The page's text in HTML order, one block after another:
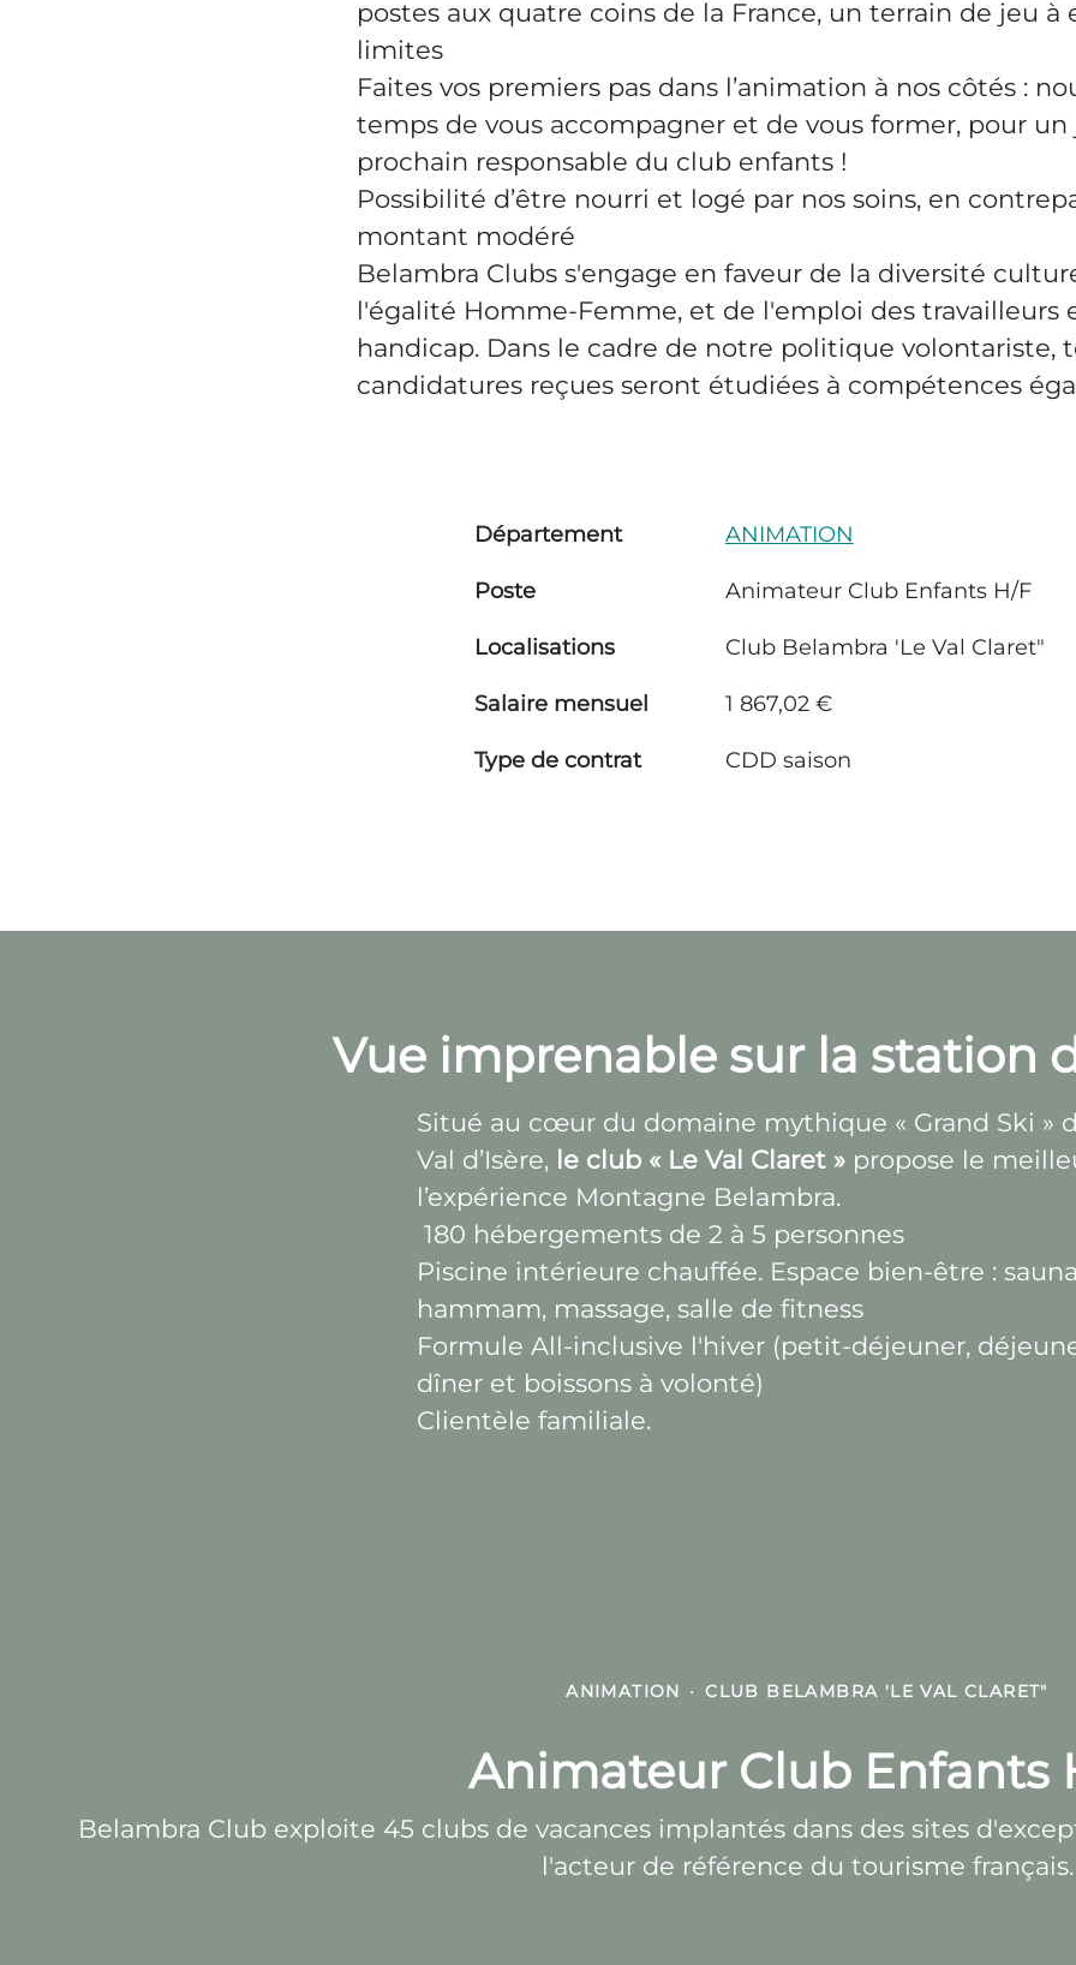
postes aux quatre coins de la France, un terrain de jeu à
limites
Faites vos premiers pas dans l’animation à nos côtés :
temps de vous accompagner et de vous former, pour
prochain responsable du club enfants !
Possibilité d’être nourri et logé par nos soins, en
montant modéré
Belambra Clubs s'engage en faveur de la diversité
l'égalité Homme-Femme, et de l'emploi des travailleurs
handicap. Dans le cadre de notre politique volontariste,
candidatures reçues seront étudiées à compétences
Département ANIMATION
Poste Animateur Club Enfants H/F
Localisations Club Belambra 'Le Val Claret"
Salaire mensuel 1 867,02 €
Type de contrat CDD saison
Vue imprenable sur la station
Situé au cœur du domaine mythique « Grand Ski »
Val d’Isère, le club « Le Val Claret » propose le
l’expérience Montagne Belambra.
180 hébergements de 2 à 5 personnes
Piscine intérieure chauffée. Espace bien-être :
hammam, massage, salle de fitness
Formule All-inclusive l'hiver (petit-déjeuner,
dîner et boissons à volonté)
Clientèle familiale.
ANIMATION · CLUB BELAMBRA 'LE VAL CLARET"
Animateur Club Enfants
Belambra Club exploite 45 clubs de vacances implantés dans des sites
l'acteur de référence du tourisme français.